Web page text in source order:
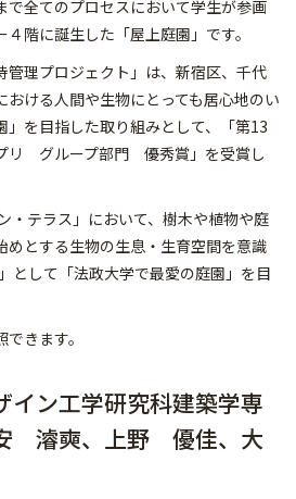
で全てのプロセスにおいて学生が参画
階に誕生した「屋上庭園」です。
理プロジェクト」は、新宿区、千代
おける人間や生物にとっても居心地のい
」を目指した取り組みとして、「第13
リ グループ部門 優秀賞」を受賞し
・テラス」において、樹木や植物や庭
めとする生物の生息・生育空間を意識
として「法政大学で最愛の庭園」を目
きます。
イン工学研究科建築学専
濬奭、上野 優佳、大